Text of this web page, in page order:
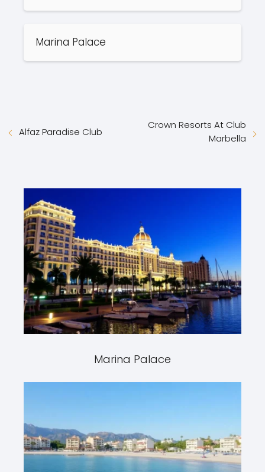
Marina Palace
Alfaz Paradise Club
Crown Resorts At Club
Marbella
Marina Palace